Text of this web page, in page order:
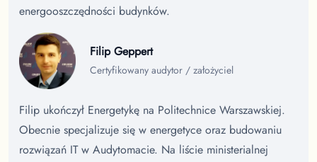
energooszczędności budynków.
Filip Geppert
Certyfikowany audytor / założyciel
Filip ukończył Energetykę na Politechnice Warszawskiej.
Obecnie specjalizuje się w energetyce oraz budowaniu
rozwiązań IT w Audytomacie. Na liście ministerialnej